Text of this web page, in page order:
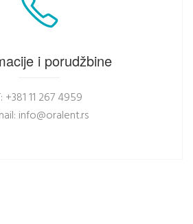
i porudžbine
+381 11 267 4959
info@oralent.rs